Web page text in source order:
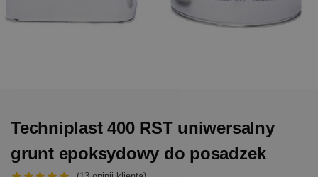
Techniplast 400 RST uniwersalny
grunt epoksydowy do posadzek